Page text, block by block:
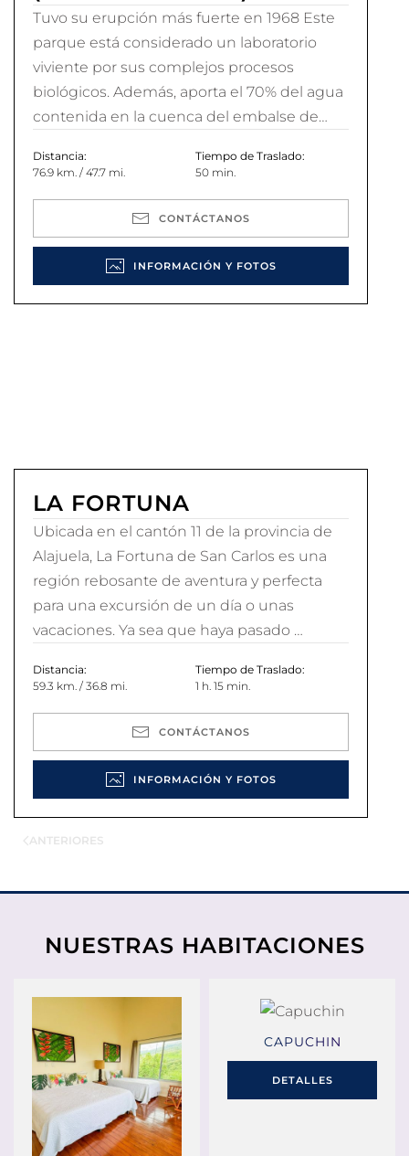
Tuvo su erupción más fuerte en 1968 Este
parque está considerado un laboratorio
viviente por sus complejos procesos
biológicos. Además, aporta el 70% del agua
contenida en la cuenca del embalse de…
Distancia:
76.9 km. / 47.7 mi.
Tiempo de Traslado:
50 min.
CONTÁCTANOS
INFORMACIÓN Y FOTOS
LA FORTUNA
Ubicada en el cantón 11 de la provincia de
Alajuela, La Fortuna de San Carlos es una
región rebosante de aventura y perfecta
para una excursión de un día o unas
vacaciones. Ya sea que haya pasado …
Distancia:
59.3 km. / 36.8 mi.
Tiempo de Traslado:
1 h. 15 min.
CONTÁCTANOS
INFORMACIÓN Y FOTOS
ANTERIORES
NUESTRAS HABITACIONES
CAPUCHIN
DETALLES